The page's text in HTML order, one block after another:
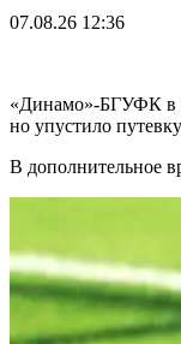
07.08.26 12:36
«Динамо»-БГУФК в
но упустило
В дополнительное